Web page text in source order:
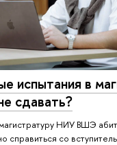
испытания в
сдавать?
НИУ ВШЭ
справиться со